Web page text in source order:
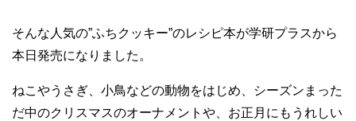
そんな人気の”ふちクッキー”のレシピ本が学研プラスから
本日発売になりました。
ねこやうさぎ、小鳥などの動物をはじめ、シーズンまった
だ中のクリスマスのオーナメントや、お正月にもうれしい